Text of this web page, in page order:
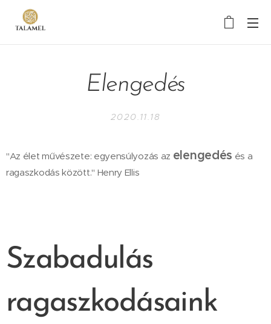
Elengedés
2020.11.18
"Az élet művészete: egyensúlyozás az elengedés és a
ragaszkodás között." Henry Ellis
Szabadulás
ragaszkodásaink